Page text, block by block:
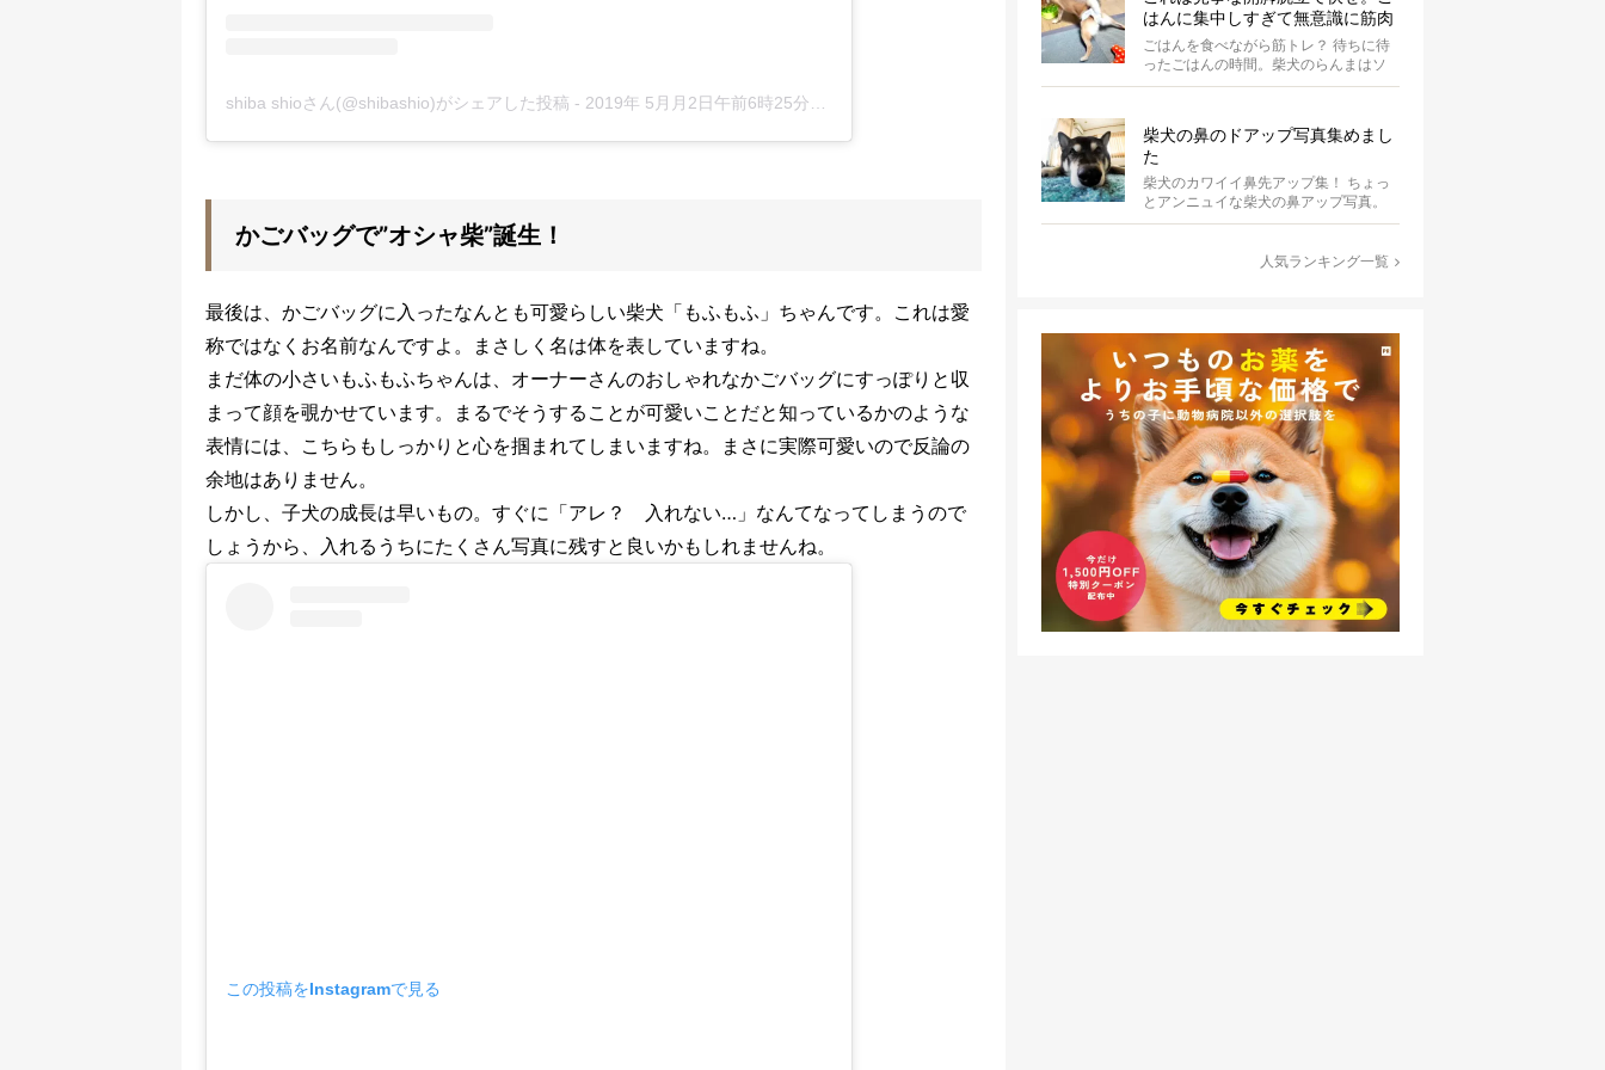
shiba shioさん(@shibashio)がシェアした投稿 - 2019年 5月月2日午前6時25分PDT
かごバッグで”オシャ柴”誕生！
最後は、かごバッグに入ったなんとも可愛らしい柴犬「もふもふ」ちゃんです。これは愛
称ではなくお名前なんですよ。まさしく名は体を表していますね。
まだ体の小さいもふもふちゃんは、オーナーさんのおしゃれなかごバッグにすっぽりと収
まって顔を覗かせています。まるでそうすることが可愛いことだと知っているかのような
表情には、こちらもしっかりと心を掴まれてしまいますね。まさに実際可愛いので反論の
余地はありません。
しかし、子犬の成長は早いもの。すぐに「アレ？ 入れない…」なんてなってしまうので
しょうから、入れるうちにたくさん写真に残すと良いかもしれませんね。
この投稿をInstagramで見る
はんに集中しすぎて無意識に筋肉
を喜ばせている柴犬にじわる【動
画】
ごはんを食べながら筋トレ？ 待ちに待
ったごはんの時間。柴犬のらんまはソ
ワソワと落ち着かず、歩き回っていま
柴犬の鼻のドアップ写真集めまし
た
柴犬のカワイイ鼻先アップ集！ ちょっ
とアンニュイな柴犬の鼻アップ写真。
何やら物思いにふけっているようで
人気ランキング一覧